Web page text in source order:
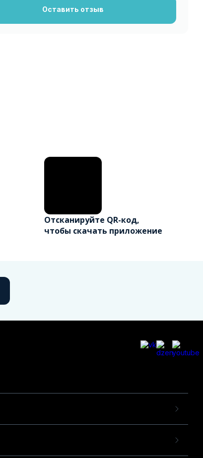
Оставить отзыв
Отсканируйте QR-код,
чтобы скачать приложение